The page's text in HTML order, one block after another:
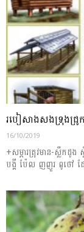
របៀសាងសង​ទ្រុង​ជ្រូក​
16/10/2019
+សម្ភារ​ត្រូវមាន ​-ស្លឹ
បង្គី ប៉ែល ញញួរ ពូថៅ ដ